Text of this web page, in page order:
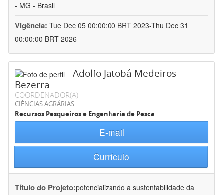
- MG - Brasil
Vigência: Tue Dec 05 00:00:00 BRT 2023-Thu Dec 31
00:00:00 BRT 2026
Adolfo Jatobá Medeiros
Bezerra
COORDENADOR(A)
CIÊNCIAS AGRÁRIAS
Recursos Pesqueiros e Engenharia de Pesca
E-mail
Currículo
Título do Projeto:potencializando a sustentabilidade da